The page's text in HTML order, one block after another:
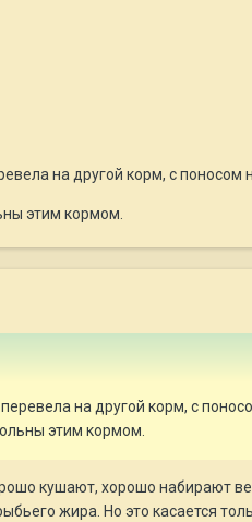
на другой корм, с поносом
этим кормом.
на другой корм, с
этим кормом.
кушают, хорошо набирают
жира. Но это касается